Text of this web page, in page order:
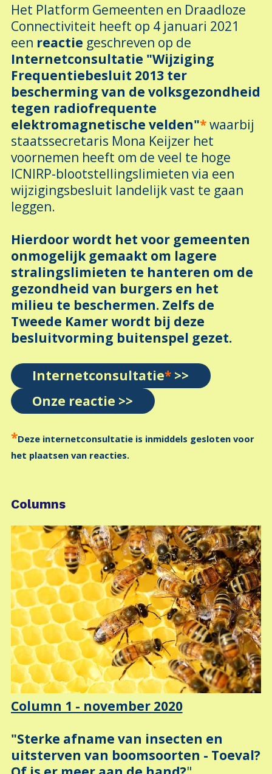
Het Platform Gemeenten en Draadloze
Connectiviteit heeft op 4 januari 2021
een reactie geschreven op de
Internetconsultatie "Wijziging
Frequentiebesluit 2013 ter
bescherming van de volksgezondheid
tegen radiofrequente
elektromagnetische velden"*waarbij
staatssecretaris Mona Keijzer het
voornemen heeft om de veel te hoge
ICNIRP-blootstellingslimieten via een
wijzigingsbesluit landelijk vast te gaan
leggen.
Hierdoor wordt het voor gemeenten
onmogelijk gemaakt om lagere
stralingslimieten te hanteren om de
gezondheid van burgers en het
milieu te beschermen. Zelfs de
Tweede Kamer wordt bij deze
besluitvorming buitenspel gezet.
Internetconsultatie* >>
Onze reactie >>
*Deze internetconsultatie is inmiddels gesloten voor
het plaatsen van reacties.
Columns
Column 1 - november 2020
"Sterke afname van insecten en
uitsterven van boomsoorten - Toeval?